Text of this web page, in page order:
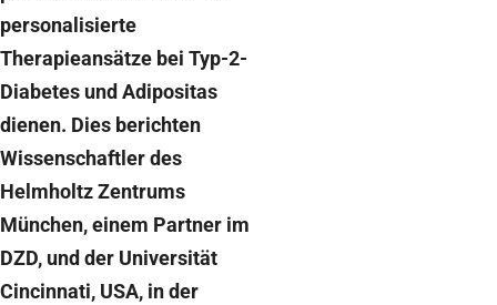
personalisierte
Therapieansätze bei Typ-2-
Diabetes und Adipositas
dienen. Dies berichten
Wissenschaftler des
Helmholtz Zentrums
München, einem Partner im
DZD, und der Universität
Cincinnati, USA, in der